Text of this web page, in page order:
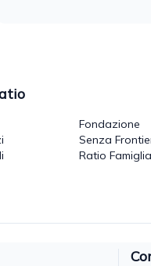
Fondazione
Senza
Ratio Famiglia